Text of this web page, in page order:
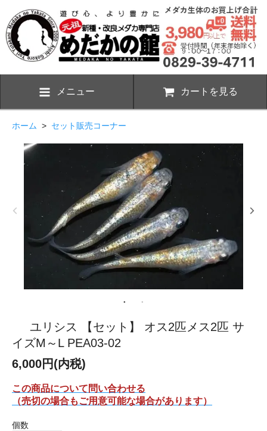
メニュー カートを見る
ホーム > セット販売コーナー
ユリシス 【セット】 オス2匹メス2匹 サ
イズM～L PEA03-02
6,000円(内税)
この商品について問い合わせる
（売切の場合もご用意可能な場合があります）
個数